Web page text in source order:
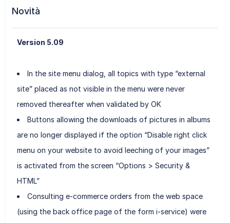
Novità
Version 5.09
In the site menu dialog, all topics with type “external
site” placed as not visible in the menu were never
removed thereafter when validated by OK
Buttons allowing the downloads of pictures in albums
are no longer displayed if the option “Disable right click
menu on your website to avoid leeching of your images”
is activated from the screen “Options > Security &
HTML”
Consulting e-commerce orders from the web space
(using the back office page of the form i-service) were